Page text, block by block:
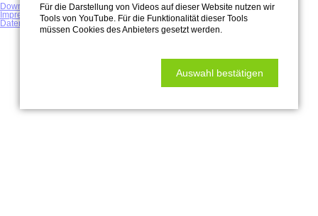
Downloads
Impressum
Datenschutz
Für die Darstellung von Videos auf dieser Website nutzen wir
Tools von YouTube. Für die Funktionalität dieser Tools
müssen Cookies des Anbieters gesetzt werden.
Auswahl bestätigen